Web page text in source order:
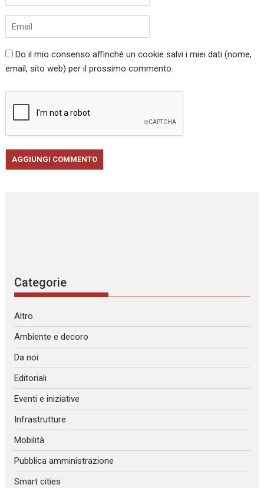
Do il mio consenso affinché un cookie salvi i miei dati (nome,
email, sito web) per il prossimo commento.
Categorie
Altro
Ambiente e decoro
Da noi
Editoriali
Eventi e iniziative
Infrastrutture
Mobilità
Pubblica amministrazione
Smart cities